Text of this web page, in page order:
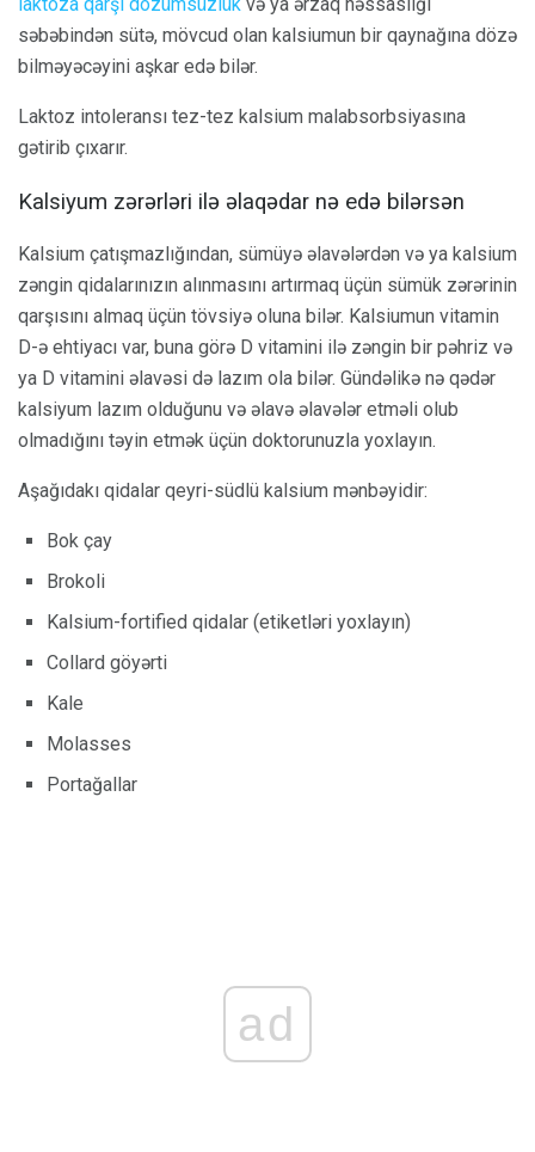
səbəbindən sütə, mövcud olan kalsiumun bir qaynağına dözə
bilməyəcəyini aşkar edə bilər.
Laktoz intoleransı tez-tez kalsium malabsorbsiyasına
gətirib çıxarır.
Kalsiyum zərərləri ilə əlaqədar nə edə bilərsən
Kalsium çatışmazlığından, sümüyə əlavələrdən və ya kalsium
zəngin qidalarınızın alınmasını artırmaq üçün sümük zərərinin
qarşısını almaq üçün tövsiyə oluna bilər. Kalsiumun vitamin
D-ə ehtiyacı var, buna görə D vitamini ilə zəngin bir pəhriz və
ya D vitamini əlavəsi də lazım ola bilər. Gündəlikə nə qədər
kalsiyum lazım olduğunu və əlavə əlavələr etməli olub
olmadığını təyin etmək üçün doktorunuzla yoxlayın.
Aşağıdakı qidalar qeyri-südlü kalsium mənbəyidir:
Bok çay
Brokoli
Kalsium-fortified qidalar (etiketləri yoxlayın)
Collard göyərti
Kale
Molasses
Portağallar
ad